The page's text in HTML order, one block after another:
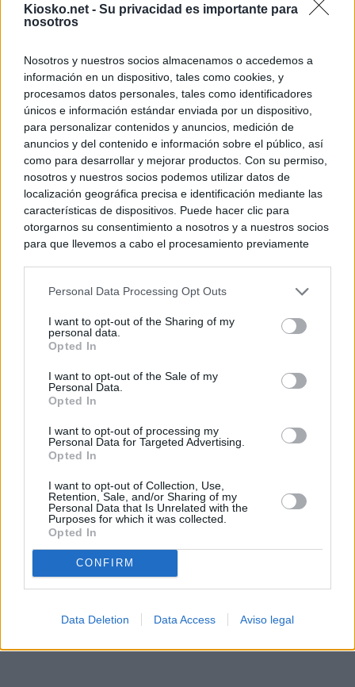
Kiosko.net - Su privacidad es importante para
nosotros
Nosotros y nuestros socios almacenamos o accedemos a
información en un dispositivo, tales como cookies, y
procesamos datos personales, tales como identificadores
únicos e información estándar enviada por un dispositivo,
para personalizar contenidos y anuncios, medición de
anuncios y del contenido e información sobre el público, así
como para desarrollar y mejorar productos. Con su permiso,
nosotros y nuestros socios podemos utilizar datos de
localización geográfica precisa e identificación mediante las
características de dispositivos. Puede hacer clic para
otorgarnos su consentimiento a nosotros y a nuestros socios
para que llevemos a cabo el procesamiento previamente
negar su consentimiento. Tenga en cuenta que algún
de su consentimiento, pero usted tiene el derecho de
rechazar tal procesamiento. Sus preferencias se aplicarán
cualquier momento entrando de nuevo en este sitio web o
visitando nuestra política de privacidad.
Personal Data Processing Opt Outs
I want to opt-out of the Sharing of my
personal data.
Opted In
I want to opt-out of the Sale of my
Personal Data.
Opted In
I want to opt-out of processing my
Personal Data for Targeted Advertising.
Opted In
I want to opt-out of Collection, Use,
Retention, Sale, and/or Sharing of my
Personal Data that Is Unrelated with the
Purposes for which it was collected.
Opted In
CONFIRM
Data Deletion Data Access Aviso legal